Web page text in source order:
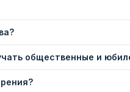
общественные и